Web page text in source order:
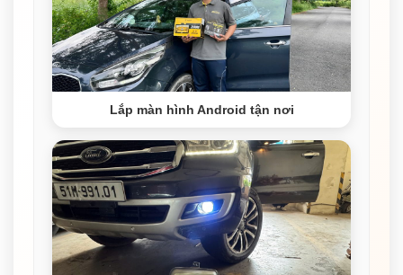
Lắp màn hình Android tận nơi